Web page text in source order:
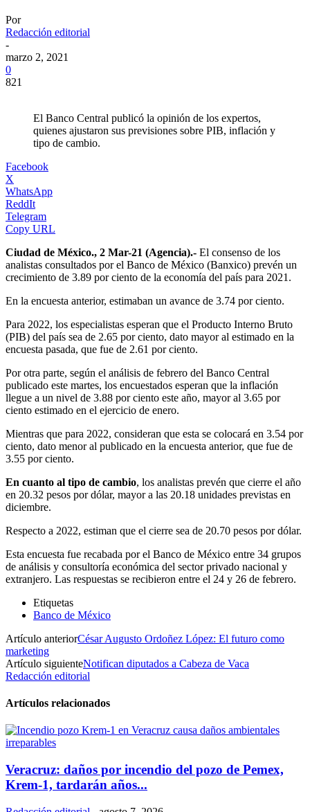
Por
Redacción editorial
-
marzo 2, 2021
0
821
El Banco Central publicó la opinión de los expertos,
quienes ajustaron sus previsiones sobre PIB, inflación y
tipo de cambio.
Facebook
X
WhatsApp
ReddIt
Telegram
Copy URL
Ciudad de México., 2 Mar-21 (Agencia).- El consenso de los
analistas consultados por el Banco de México (Banxico) prevén un
crecimiento de 3.89 por ciento de la economía del país para 2021.
En la encuesta anterior, estimaban un avance de 3.74 por ciento.
Para 2022, los especialistas esperan que el Producto Interno Bruto
(PIB) del país sea de 2.65 por ciento, dato mayor al estimado en la
encuesta pasada, que fue de 2.61 por ciento.
Por otra parte, según el análisis de febrero del Banco Central
publicado este martes, los encuestados esperan que la inflación
llegue a un nivel de 3.88 por ciento este año, mayor al 3.65 por
ciento estimado en el ejercicio de enero.
Mientras que para 2022, consideran que esta se colocará en 3.54 por
ciento, dato menor al publicado en la encuesta anterior, que fue de
3.55 por ciento.
En cuanto al tipo de cambio, los analistas prevén que cierre el año
en 20.32 pesos por dólar, mayor a las 20.18 unidades previstas en
diciembre.
Respecto a 2022, estiman que el cierre sea de 20.70 pesos por dólar.
Esta encuesta fue recabada por el Banco de México entre 34 grupos
de análisis y consultoría económica del sector privado nacional y
extranjero. Las respuestas se recibieron entre el 24 y 26 de febrero.
Etiquetas
Banco de México
Artículo anteriorCésar Augusto Ordoñez López: El futuro como
marketing
Artículo siguienteNotifican diputados a Cabeza de Vaca
Redacción editorial
Artículos relacionados
Veracruz: daños por incendio del pozo de Pemex,
Krem-1, tardarán años...